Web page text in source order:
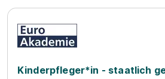
Kinderpfleger*in - staatlich